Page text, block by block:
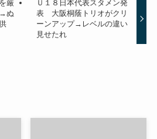
厳
ぬ
Ｕ１８日本代表スタメン発
表 大阪桐蔭トリオがクリ
ーンアップ→レベルの違い
見せたれ